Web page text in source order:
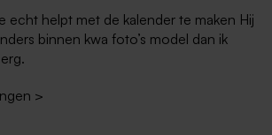
echt helpt met de kalender te maken Hij
binnen kwa foto’s model dan ik
>